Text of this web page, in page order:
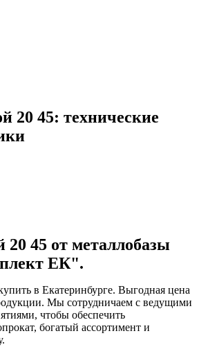
20 45: технические
20 45 от металлобазы
ЕК".
в Екатеринбурге. Выгодная цена
Мы сотрудничаем с ведущими
чтобы обеспечить
богатый ассортимент и